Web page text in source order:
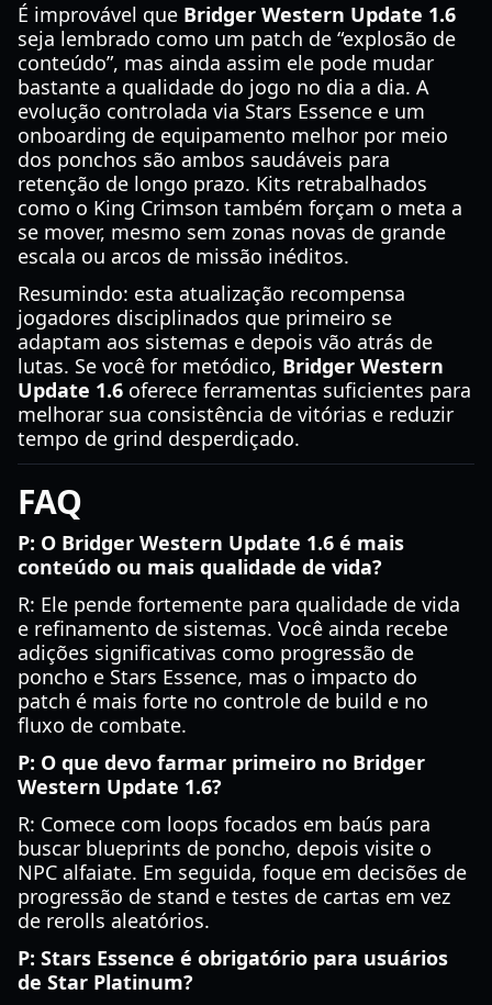
É improvável que Bridger Western Update 1.6
seja lembrado como um patch de “explosão de
conteúdo”, mas ainda assim ele pode mudar
bastante a qualidade do jogo no dia a dia. A
evolução controlada via Stars Essence e um
onboarding de equipamento melhor por meio
dos ponchos são ambos saudáveis para
retenção de longo prazo. Kits retrabalhados
como o King Crimson também forçam o meta a
se mover, mesmo sem zonas novas de grande
escala ou arcos de missão inéditos.
Resumindo: esta atualização recompensa
jogadores disciplinados que primeiro se
adaptam aos sistemas e depois vão atrás de
lutas. Se você for metódico, Bridger Western
Update 1.6 oferece ferramentas suficientes para
melhorar sua consistência de vitórias e reduzir
tempo de grind desperdiçado.
FAQ
P: O Bridger Western Update 1.6 é mais
conteúdo ou mais qualidade de vida?
R: Ele pende fortemente para qualidade de vida
e refinamento de sistemas. Você ainda recebe
adições significativas como progressão de
poncho e Stars Essence, mas o impacto do
patch é mais forte no controle de build e no
fluxo de combate.
P: O que devo farmar primeiro no Bridger
Western Update 1.6?
R: Comece com loops focados em baús para
buscar blueprints de poncho, depois visite o
NPC alfaiate. Em seguida, foque em decisões de
progressão de stand e testes de cartas em vez
de rerolls aleatórios.
P: Stars Essence é obrigatório para usuários
de Star Platinum?